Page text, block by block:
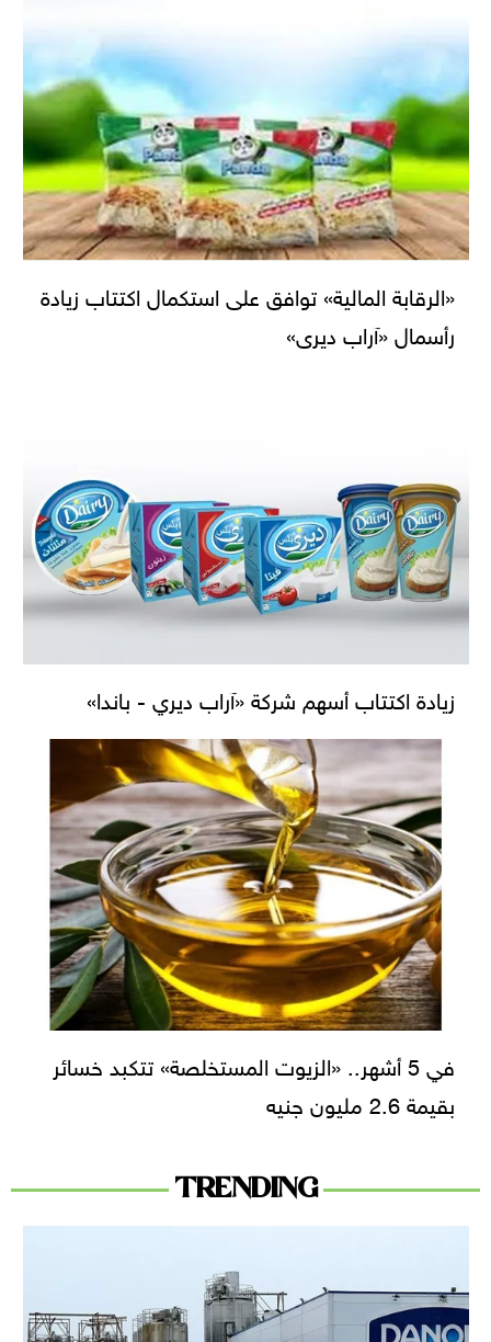
«الرقابة المالية» توافق على استكمال اكتتاب زيادة
رأسمال «آراب ديرى»
زيادة اكتتاب أسهم شركة «آراب ديري - باندا»
في 5 أشهر.. «الزيوت المستخلصة» تتكبد خسائر
بقيمة 2.6 مليون جنيه
TRENDING